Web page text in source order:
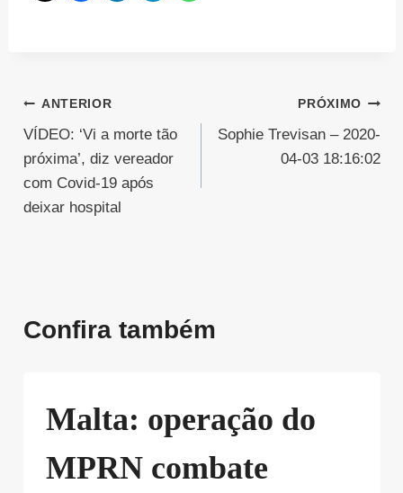
Navegação
de
Post
ANTERIOR
VÍDEO: ‘Vi a morte tão
próxima’, diz vereador
com Covid-19 após
deixar hospital
PRÓXIMO
Sophie Trevisan – 2020-
04-03 18:16:02
Confira também
Malta: operação do
MPRN combate